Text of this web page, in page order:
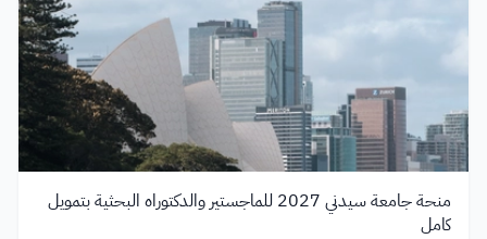
منحة جامعة سيدني 2027 للماجستير والدكتوراه البحثية بتمويل
كامل